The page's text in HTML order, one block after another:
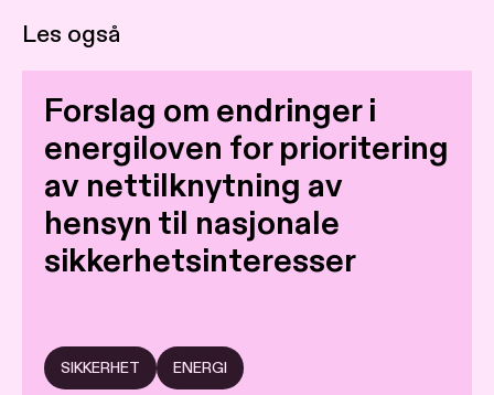
Les også
Forslag om endringer i
energiloven for prioritering
av nettilknytning av
hensyn til nasjonale
sikkerhetsinteresser
SIKKERHET ENERGI